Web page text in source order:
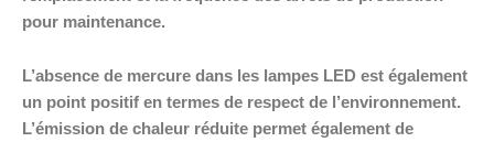
pour maintenance.
L’absence de mercure dans les lampes LED est également
un point positif en termes de respect de l’environnement.
L’émission de chaleur réduite permet également de